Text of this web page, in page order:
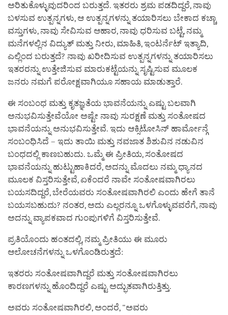
ಅರಿತುಕೊಳ್ಳುವುದರಿಂದ ಬರುತ್ತದೆ. ಇತರರು ಶ್ರಮ ಪಡದಿದ್ದರೆ, ನಾವು
ಬಳಸುವ ಉತ್ಪನ್ನಗಳು, ಆ ಉತ್ಪನ್ನಗಳನ್ನು ತಯಾರಿಸಲು ಬೇಕಾದ ಕಚ್ಚಾ
ವಸ್ತುಗಳು, ನಾವು ಸೇವಿಸುವ ಆಹಾರ, ನಾವು ಧರಿಸುವ ಬಟ್ಟೆ, ನಮ್ಮ
ಮನೆಗಳಲ್ಲಿನ ವಿದ್ಯುತ್ ಮತ್ತು ನೀರು, ಮಾಹಿತಿ, ಇಂಟರ್ನೆಟ್ ಇತ್ಯಾದಿ,
ಎಲ್ಲಿಂದ ಬರುತ್ತದೆ? ನಾವು ಖರೀದಿಸುವ ಉತ್ಪನ್ನಗಳನ್ನು ತಯಾರಿಸಲು
ಇತರರನ್ನು ಉತ್ತೇಜಿಸುವ ಮಾರುಕಟ್ಟೆಯನ್ನು ಸೃಷ್ಟಿಸುವ ಮೂಲಕ
ಜನರು ನಮಗೆ ಪರೋಕ್ಷವಾಗಿಯೂ ಸಹಾಯ ಮಾಡುತ್ತಾರೆ.
ಈ ಸಂಬಂಧ ಮತ್ತು ಕೃತಜ್ಞತೆಯ ಭಾವನೆಯನ್ನು ಎಷ್ಟು ಬಲವಾಗಿ
ಅನುಭವಿಸುತ್ತೇವೆಯೋ ಅಷ್ಟೇ ನಾವು ಸುರಕ್ಷಣೆ ಮತ್ತು ಸಂತೋಷದ
ಭಾವನೆಯನ್ನು ಅನುಭವಿಸುತ್ತೇವೆ. ಇದು ಆಕ್ಸಿಟೋಸಿನ್ ಹಾರ್ಮೋನ್ಗೆ
ಸಂಬಂಧಿಸಿದೆ – ಇದು ತಾಯಿ ಮತ್ತು ನವಜಾತ ಶಿಶುವಿನ ನಡುವಿನ
ಬಂಧದಲ್ಲಿ ಕಾಣಬಹುದು. ಒಮ್ಮೆ ಈ ಪ್ರೀತಿಯ, ಸಂತೋಷದ
ಭಾವನೆಯನ್ನು ಹುಟ್ಟುಹಾಕಿದರೆ, ಅದನ್ನು ಮೊದಲು ನಮ್ಮ ಧ್ಯಾನದ
ಮೂಲಕ ವಿಸ್ತರಿಸುತ್ತೇವೆ, ಏಕೆಂದರೆ ನಾವೇ ಸಂತೋಷವಾಗಿರಲು
ಬಯಸದಿದ್ದರೆ, ಬೇರೆಯವರು ಸಂತೋಷವಾಗಿರಲಿ ಎಂದು ಹೇಗೆ ತಾನೆ
ಬಯಸಬಹುದು? ನಂತರ, ಅದು ಎಲ್ಲರನ್ನೂ ಒಳಗೊಳ್ಳುವವರೆಗೆ, ನಾವು
ಅದನ್ನು ವ್ಯಾಪಕವಾದ ಗುಂಪುಗಳಿಗೆ ವಿಸ್ತರಿಸುತ್ತೇವೆ.
ಪ್ರತಿಯೊಂದು ಹಂತದಲ್ಲಿ, ನಮ್ಮ ಪ್ರೀತಿಯು ಈ ಮೂರು
ಆಲೋಚನೆಗಳನ್ನು ಒಳಗೊಂಡಿರುತ್ತದೆ:
ಇತರರು ಸಂತೋಷವಾಗಿದ್ದರೆ ಮತ್ತು ಸಂತೋಷವಾಗಿರಲು
ಕಾರಣಗಳನ್ನು ಹೊಂದಿದ್ದರೆ ಎಷ್ಟು ಅದ್ಭುತವಾಗಿರುತ್ತಿತ್ತು.
ಅವರು ಸಂತೋಷವಾಗಿರಲಿ, ಅಂದರೆ, "ಅವರು